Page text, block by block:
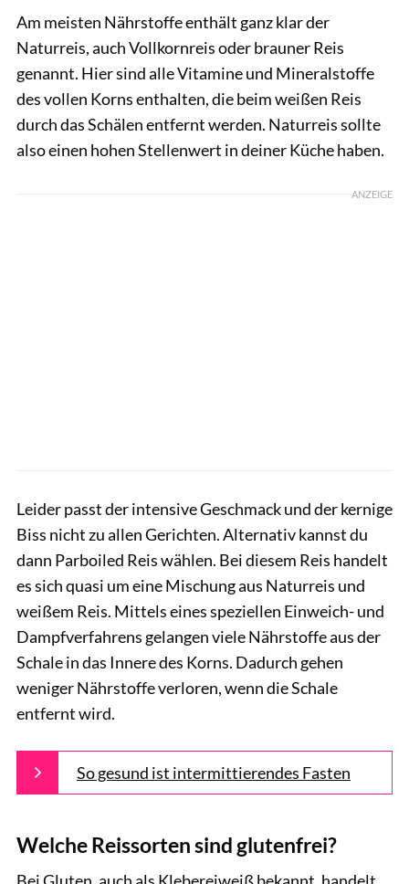
Am meisten Nährstoffe enthält ganz klar der
Naturreis, auch Vollkornreis oder brauner Reis
genannt. Hier sind alle Vitamine und Mineralstoffe
des vollen Korns enthalten, die beim weißen Reis
durch das Schälen entfernt werden. Naturreis sollte
also einen hohen Stellenwert in deiner Küche haben.
ANZEIGE
Leider passt der intensive Geschmack und der kernige
Biss nicht zu allen Gerichten. Alternativ kannst du
dann Parboiled Reis wählen. Bei diesem Reis handelt
es sich quasi um eine Mischung aus Naturreis und
weißem Reis. Mittels eines speziellen Einweich- und
Dampfverfahrens gelangen viele Nährstoffe aus der
Schale in das Innere des Korns. Dadurch gehen
weniger Nährstoffe verloren, wenn die Schale
entfernt wird.
So gesund ist intermittierendes Fasten
Welche Reissorten sind glutenfrei?